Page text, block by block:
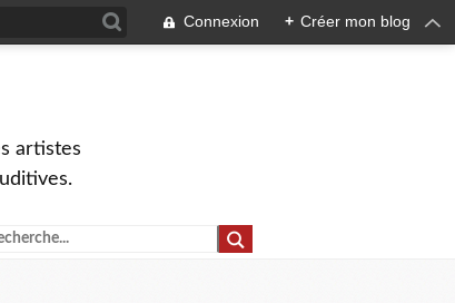
Connexion + Créer mon blog
artistes